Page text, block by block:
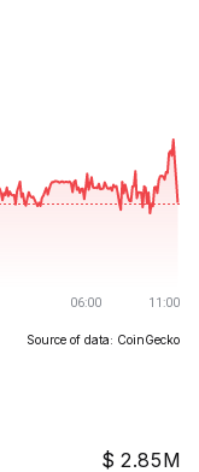
Source of data: CoinGecko
2.85M